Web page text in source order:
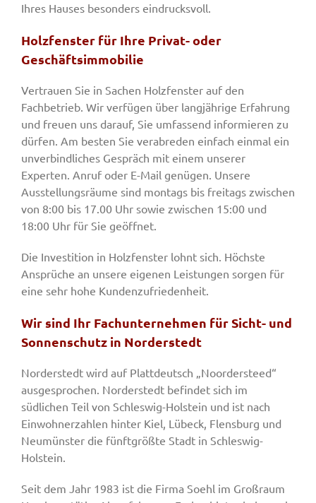
Ihres Hauses besonders eindrucksvoll.
Holzfenster für Ihre Privat- oder
Geschäftsimmobilie
Vertrauen Sie in Sachen Holzfenster auf den
Fachbetrieb. Wir verfügen über langjährige Erfahrung
und freuen uns darauf, Sie umfassend informieren zu
dürfen. Am besten Sie verabreden einfach einmal ein
unverbindliches Gespräch mit einem unserer
Experten. Anruf oder E-Mail genügen. Unsere
Ausstellungsräume sind montags bis freitags zwischen
von 8:00 bis 17.00 Uhr sowie zwischen 15:00 und
18:00 Uhr für Sie geöffnet.
Die Investition in Holzfenster lohnt sich. Höchste
Ansprüche an unsere eigenen Leistungen sorgen für
eine sehr hohe Kundenzufriedenheit.
Wir sind Ihr Fachunternehmen für Sicht- und
Sonnenschutz in Norderstedt
Norderstedt wird auf Plattdeutsch „Noordersteed“
ausgesprochen. Norderstedt befindet sich im
südlichen Teil von Schleswig-Holstein und ist nach
Einwohnerzahlen hinter Kiel, Lübeck, Flensburg und
Neumünster die fünftgrößte Stadt in Schleswig-
Holstein.
Seit dem Jahr 1983 ist die Firma Soehl im Großraum